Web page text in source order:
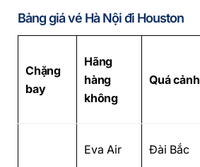
Bảng giá vé Hà Nội đi Houston
Chặng
bay
Hãng
hàng
không
Quá cảnh
Eva Air Đài Bắc